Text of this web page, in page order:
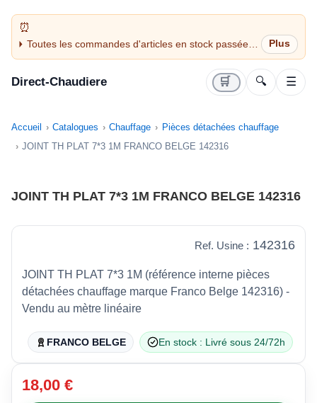
Toutes les commandes d'articles en stock passées
avant 14H sont expédiées le jour même (jours
Direct-Chaudiere 🛒 🔍 ☰
Accueil Catalogues Chauffage
Pièces détachées chauffage
JOINT TH PLAT 7*3 1M FRANCO BELGE 142316
JOINT TH PLAT 7*3 1M FRANCO BELGE 142316
Ref. Usine : 142316
JOINT TH PLAT 7*3 1M (référence interne pièces
détachées chauffage marque Franco Belge 142316) -
Vendu au mètre linéaire
FRANCO BELGE En stock : Livré sous 24/72h
18,00 €